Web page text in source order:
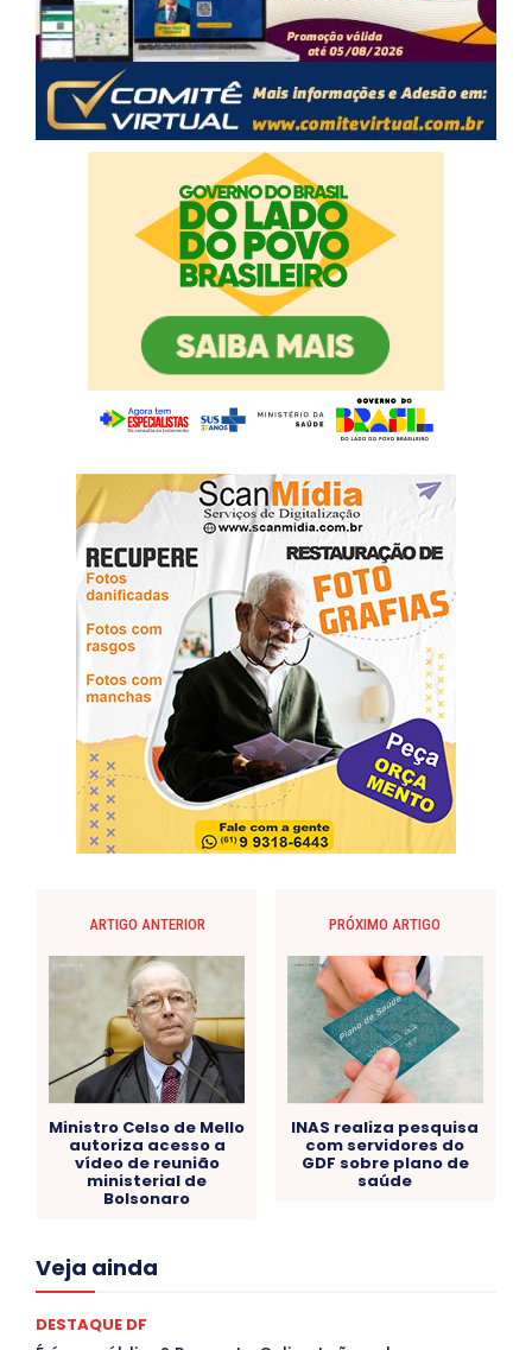
ARTIGO ANTERIOR
Ministro Celso de Mello
autoriza acesso a
vídeo de reunião
ministerial de
Bolsonaro
PRÓXIMO ARTIGO
INAS realiza pesquisa
com servidores do
GDF sobre plano de
saúde
Veja ainda
Acre
Congressuanas & Esplanadumas
DESTAQUE DF